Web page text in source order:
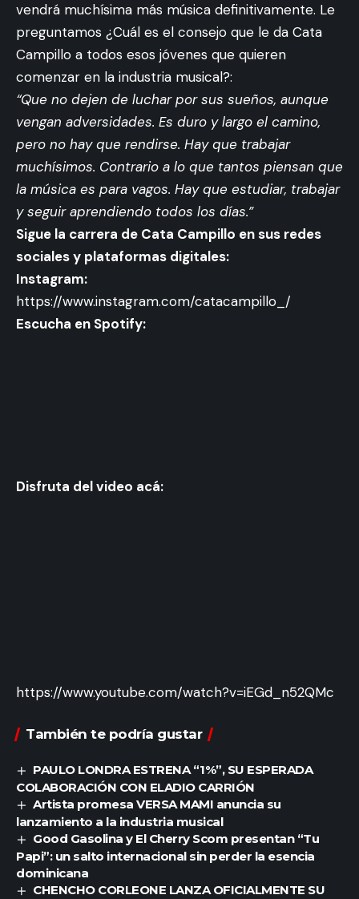
vendrá muchísima más música definitivamente. Le
preguntamos ¿Cuál es el consejo que le da Cata
Campillo a todos esos jóvenes que quieren
comenzar en la industria musical?:
“Que no dejen de luchar por sus sueños, aunque
vengan adversidades. Es duro y largo el camino,
pero no hay que rendirse. Hay que trabajar
muchísimos. Contrario a lo que tantos piensan que
la música es para vagos. Hay que estudiar, trabajar
y seguir aprendiendo todos los días.”
Sigue la carrera de Cata Campillo en sus redes
sociales y plataformas digitales:
Instagram:
https://www.instagram.com/catacampillo_/
Escucha en Spotify:
Disfruta del video acá:
https://www.youtube.com/watch?v=iEGd_n52QMc
También te podría gustar
PAULO LONDRA ESTRENA “1%”, SU ESPERADA
COLABORACIÓN CON ELADIO CARRIÓN
Artista promesa VERSA MAMI anuncia su
lanzamiento a la industria musical
Good Gasolina y El Cherry Scom presentan “Tu
Papi”: un salto internacional sin perder la esencia
dominicana
CHENCHO CORLEONE LANZA OFICIALMENTE SU